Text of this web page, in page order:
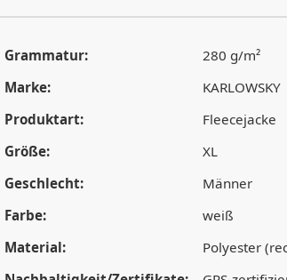
Grammatur:
280 g/m²
Marke:
KARLOWSKY
Produktart:
Fleecejacke
Größe:
XL
Geschlecht:
Männer
Farbe:
weiß
Material:
Polyester